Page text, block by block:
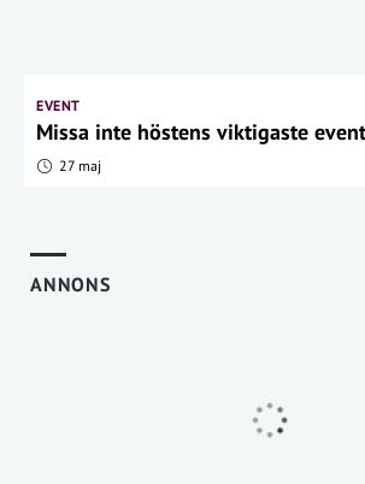
EVENT
Missa inte höstens viktigaste
27 maj
ANNONS